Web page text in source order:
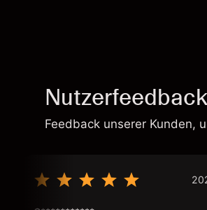
Feedback unserer Kunden,